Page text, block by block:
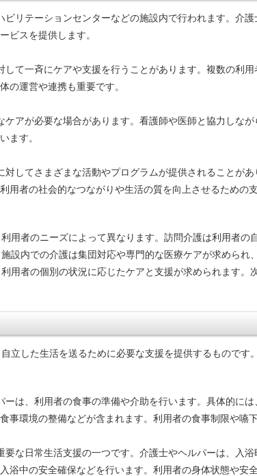
リテーションセンターなどの施設内で行われます。介護
ビスを提供します。
て一斉にケアや支援を行うことがあります。複数の利用
の運営や連携も重要です。
アが必要な場合があります。看護師や医師と協力しなが
ます。
してさまざまな活動やプログラムが提供されることがあ
用者の社会的なつながりや生活の質を向上させるための
用者のニーズによって異なります。訪問介護は利用者の
設内での介護は集団対応や専門的な医療ケアが求められ
用者の個別の状況に応じたケアと支援が求められます。次
立した生活を送るために必要な支援を提供するものです
は、利用者の食事の準備や介助を行います。具体的には
事環境の整備などが含まれます。利用者の食事制限や嚥
な日常生活支援の一つです。介護士やヘルパーは、入浴
浴中の安全確保などを行います。利用者の身体状態や安